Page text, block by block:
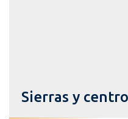
Sierras y